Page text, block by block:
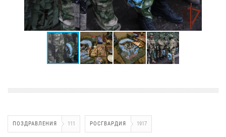
ПОЗДРАВЛЕНИЯ 111 РОСГВАРДИЯ 1917